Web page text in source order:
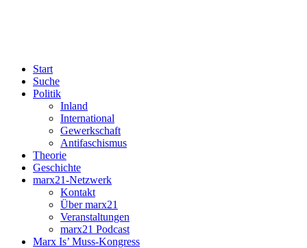
Start
Suche
Politik
Inland
International
Gewerkschaft
Antifaschismus
Theorie
Geschichte
marx21-Netzwerk
Kontakt
Über marx21
Veranstaltungen
marx21 Podcast
Marx Is’ Muss-Kongress